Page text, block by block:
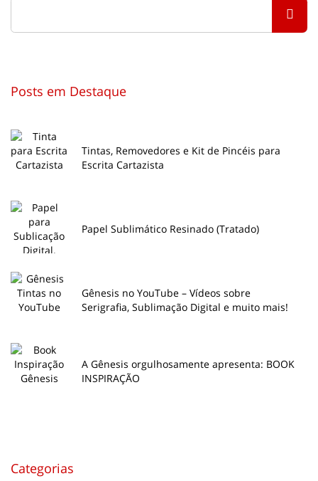
Posts em Destaque
Tintas, Removedores e Kit de Pincéis para
Escrita Cartazista
Papel Sublimático Resinado (Tratado)
Gênesis no YouTube – Vídeos sobre
Serigrafia, Sublimação Digital e muito mais!
A Gênesis orgulhosamente apresenta: BOOK
INSPIRAÇÃO
Categorias